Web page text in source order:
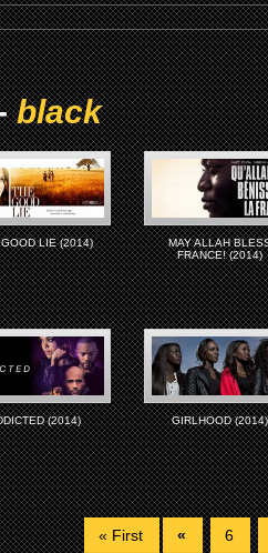
black
LIE (2014)
MAY ALLAH
FRANCE! (2014)
(2014) GIRLHOOD (2014)
« First « 6